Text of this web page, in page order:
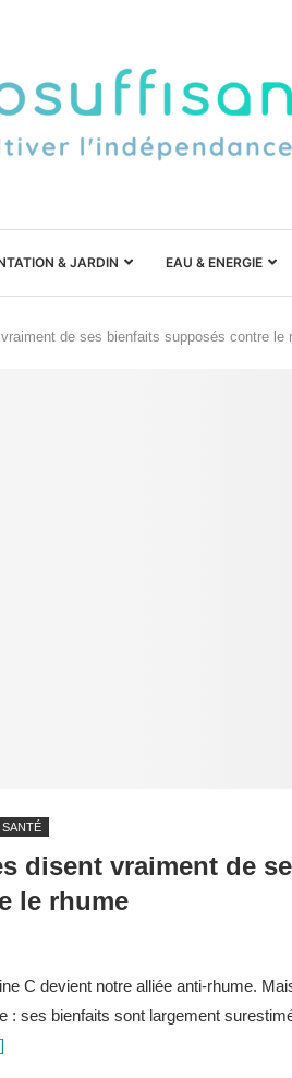
& JARDIN EAU & ENERGIE
de ses bienfaits supposés contre le
SANTÉ
disent vraiment de
le rhume
C devient notre alliée anti-rhume.
: ses bienfaits sont largement